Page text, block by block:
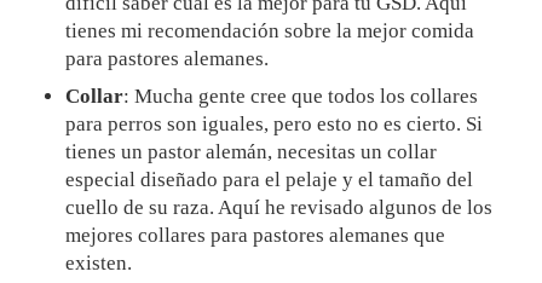
tienes mi recomendación sobre la mejor comida
para pastores alemanes.
Collar: Mucha gente cree que todos los collares
para perros son iguales, pero esto no es cierto. Si
tienes un pastor alemán, necesitas un collar
especial diseñado para el pelaje y el tamaño del
cuello de su raza. Aquí he revisado algunos de los
mejores collares para pastores alemanes que
existen.